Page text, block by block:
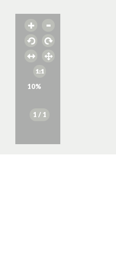
10%
1 / 1